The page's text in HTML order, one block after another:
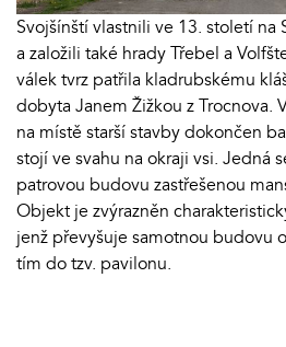
Svojšínští vlastnili ve 13. století na
a založili také hrady Třebel a
válek tvrz patřila kladrubskému
dobyta Janem Žižkou z Trocnova.
na místě starší stavby dokončen
stojí ve svahu na okraji vsi. Jedná
patrovou budovu zastřešenou
Objekt je zvýrazněn
jenž převyšuje samotnou budovu
tím do tzv. pavilonu.